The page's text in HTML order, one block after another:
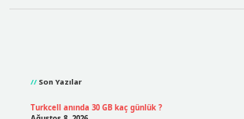
Son Yazılar
Turkcell anında 30 GB kaç günlük ?